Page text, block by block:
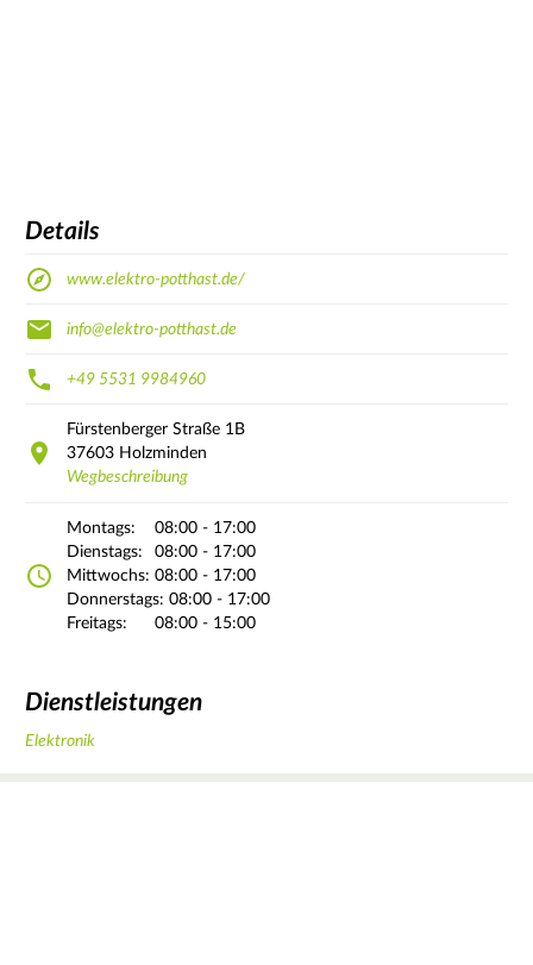
Details
www.elektro-potthast.de/
info@elektro-potthast.de
+49 5531 9984960
Fürstenberger Straße 1B
37603 Holzminden
Wegbeschreibung
Montags:
08:00 - 17:00
Dienstags:
08:00 - 17:00
Mittwochs: 08:00 - 17:00
Donnerstags: 08:00 - 17:00
Freitags:
08:00 - 15:00
Dienstleistungen
Elektronik